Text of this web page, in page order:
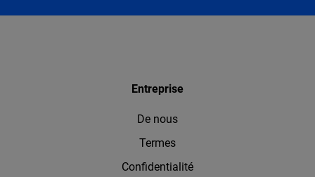
Entreprise
De nous
Termes
Confidentialité